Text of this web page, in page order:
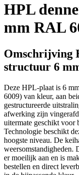
HPL
mm RAL
Omschrijving
structuur 6
Deze HPL-plaat is 6
6009) van kleur, aan
gestructureerde
afwerking zijn
uitermate geschikt voor
Technologie beschikt
hoogste niveau. De
weersomstandigheden.
er moeilijk aan en is
bestellen en direct